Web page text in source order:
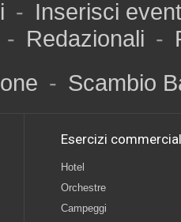
- Inserisci
- Redazionali -
- Scambio
Esercizi
Hotel
Orchestre
Campeggi